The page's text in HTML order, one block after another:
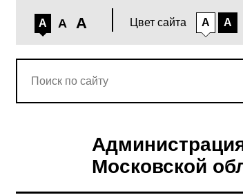
A A A Цвет сайта A A
Московской